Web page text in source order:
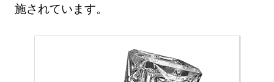
施されています。